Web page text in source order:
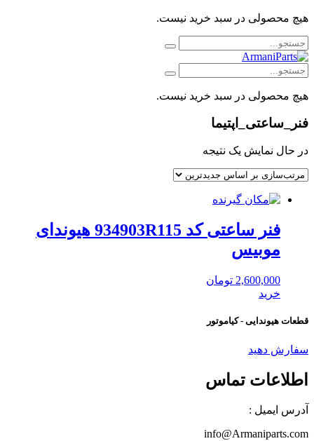
هیچ محصولی در سبد خرید نیست.
هیچ محصولی در سبد خرید نیست.
فنر_ساعتی_اپتیما
در حال نمایش یک نتیجه
فنر ساعتی کد 934903R115 هیوندای
موبیس
2,600,000 تومان
خرید
قطعات هیوندایی - کیاموتور
سفارش دهید
اطلاعات تماس
آدرس ایمیل :
info@Armaniparts.com